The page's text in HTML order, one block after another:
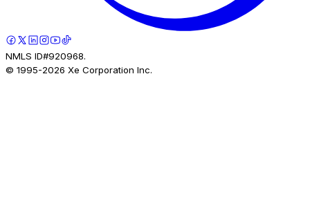
NMLS ID#920968.
© 1995-2026 Xe Corporation Inc.